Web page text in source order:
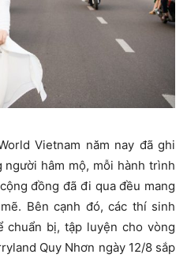
Vietnam năm nay đã ghi
hâm mộ, mỗi hành trình
đồng đã đi qua đều mang
Bên cạnh đó, các thí sinh
bị, tập luyện cho vòng
Quy Nhơn ngày 12/8 sắp